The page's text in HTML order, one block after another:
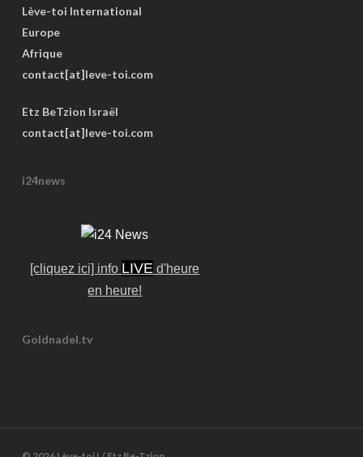
Lève-toi International
Europe
Afrique
contact[at]leve-toi.com
Etz BeTzion Israël
contact[at]leve-toi.com
i24news
[cliquez ici] info LIVE d'heure
en heure!
Goldnadel.tv